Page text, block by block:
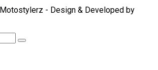
- Design & Developed by